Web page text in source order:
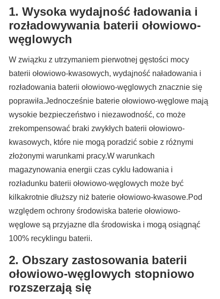
1. Wysoka wydajność ładowania i
rozładowywania baterii ołowiowo-
węglowych
W związku z utrzymaniem pierwotnej gęstości mocy
baterii ołowiowo-kwasowych, wydajność naładowania i
rozładowania baterii ołowiowo-węglowych znacznie się
poprawiła.Jednocześnie baterie ołowiowo-węglowe mają
wysokie bezpieczeństwo i niezawodność, co może
zrekompensować braki zwykłych baterii ołowiowo-
kwasowych, które nie mogą poradzić sobie z różnymi
złożonymi warunkami pracy.W warunkach
magazynowania energii czas cyklu ładowania i
rozładunku baterii ołowiowo-węglowych może być
kilkakrotnie dłuższy niż baterie ołowiowo-kwasowe.Pod
względem ochrony środowiska baterie ołowiowo-
węglowe są przyjazne dla środowiska i mogą osiągnąć
100% recyklingu baterii.
2. Obszary zastosowania baterii
ołowiowo-węglowych stopniowo
rozszerzają się